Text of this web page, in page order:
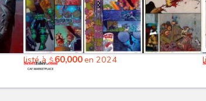
listé à$60,000en 2024